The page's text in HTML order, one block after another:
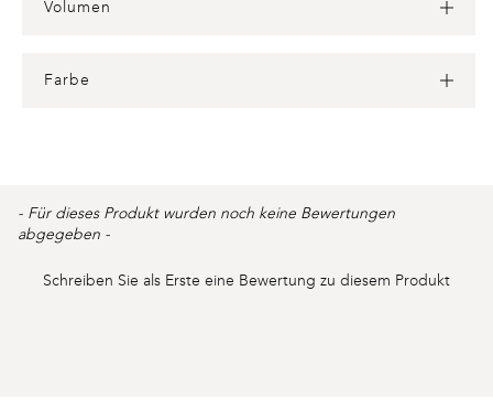
Volumen
Farbe
reviews
- Für dieses Produkt wurden noch keine Bewertungen
abgegeben -
Schreiben Sie als Erste eine Bewertung zu diesem Produkt
New content loaded